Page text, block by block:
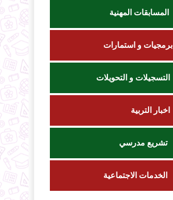
المسابقات المهنية
برمجيات و استمارات
التسجيلات و التحويلات
اخبار التربية
تشريع مدرسي
الخدمات الاجتماعية